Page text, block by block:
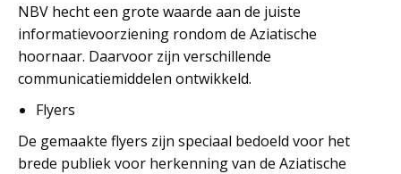
NBV hecht een grote waarde aan de juiste
informatievoorziening rondom de Aziatische
hoornaar. Daarvoor zijn verschillende
communicatiemiddelen ontwikkeld.
Flyers
De gemaakte flyers zijn speciaal bedoeld voor het
brede publiek voor herkenning van de Aziatische